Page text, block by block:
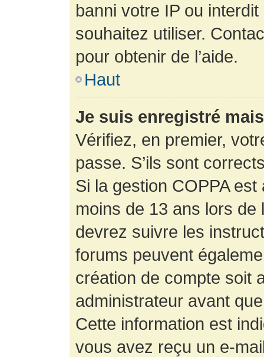
banni votre IP ou
souhaitez utiliser.
pour obtenir de l’aide.
Haut
Je suis enregistré
Vérifiez, en premier,
passe. S’ils sont
Si la gestion COPPA
moins de 13 ans lors de
devrez suivre les
forums peuvent
création de compte soit
administrateur avant
Cette information est
vous avez reçu un e-